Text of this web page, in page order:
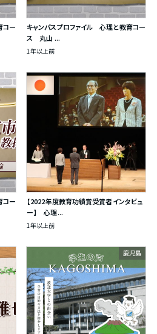
コー
キャンパスプロファイル 心理と教育コー
ス 丸山 ...
1年以上前
コー
【2022年度教育功績賞受賞者インタビュ
ー】 心理...
1年以上前
鹿児島